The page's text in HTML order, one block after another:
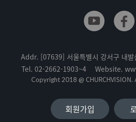
Addr. [07639] 서울특별시 강서구 내
Tel. 02-2662-1903~4 Website.
Copyright 2018 @ CHURCHVISION.
회원가입